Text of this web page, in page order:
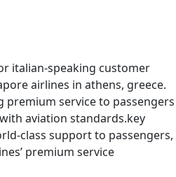
italian‑speaking customer
airlines in athens, greece.
premium service to passengers
aviation standards.key
support to passengers,
premium service